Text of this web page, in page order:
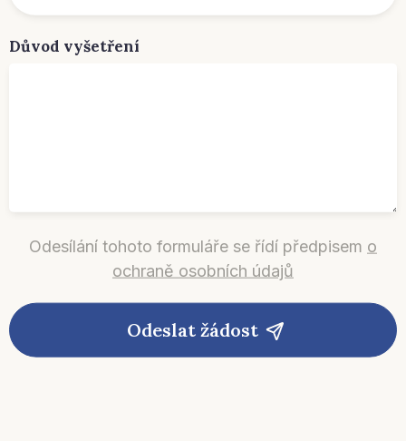
Důvod vyšetření
Odesílání tohoto formuláře se řídí předpisem o
ochraně osobních údajů
Odeslat žádost